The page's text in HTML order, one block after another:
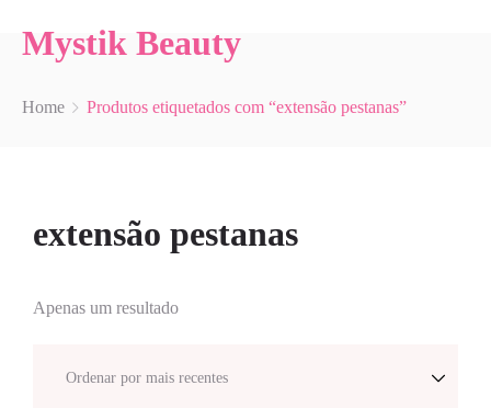
Mystik Beauty
Home Produtos etiquetados com “extensão pestanas”
extensão pestanas
Apenas um resultado